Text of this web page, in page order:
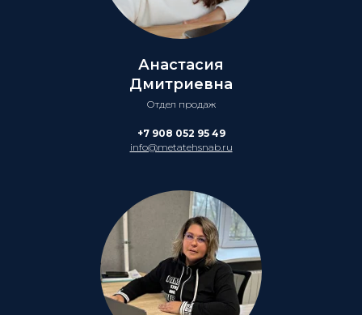
Анастасия
Дмитриевна
Отдел продаж
+7 908 052 95 49
info@metatehsnab.ru